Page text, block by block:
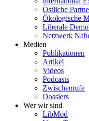
Östliche
Ökolo­gische
Liberale
Netzwerk
Medien
Publi­ka­tionen
Artikel
Videos
Podcasts
Zwischenrufe
Dossiers
Wer wir sind
LibMod